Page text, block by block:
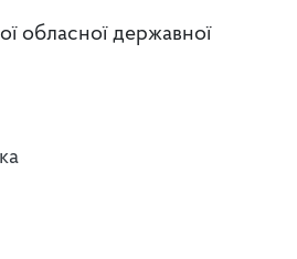
обласної державної